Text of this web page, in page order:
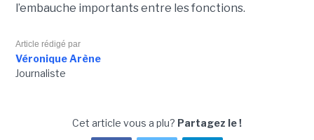
l’embauche importants entre les fonctions.
Article rédigé par
Véronique Arène
Journaliste
Cet article vous a plu? Partagez le !